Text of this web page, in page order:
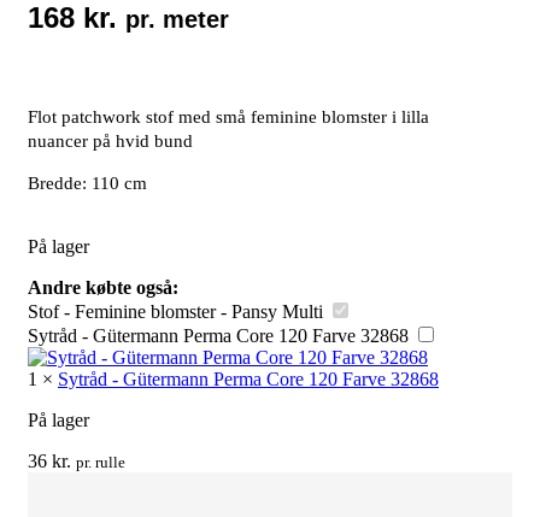
168 kr. pr. meter
Flot patchwork stof med små feminine blomster i lilla
nuancer på hvid bund
Bredde: 110 cm
På lager
Andre købte også:
Stof - Feminine blomster - Pansy Multi
Sytråd - Gütermann Perma Core 120 Farve 32868
1 × Sytråd - Gütermann Perma Core 120 Farve 32868
På lager
36 kr. pr. rulle